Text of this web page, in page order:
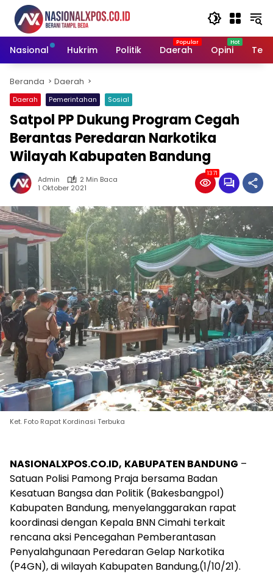
Langsung
konten
Nasional
Hukrim Politik Daerah Opini
Beranda Daerah
Daerah Pemerintahan Sosial
Satpol PP Dukung Program Cegah
Berantas Peredaran Narkotika
Wilayah Kabupaten Bandung
Admin
2 Min Baca
1 Oktober 2021
1371
Ket. Foto Rapat Kordinasi Terbuka
NASIONALXPOS.CO.ID, KABUPATEN BANDUNG –
Satuan Polisi Pamong Praja bersama Badan
Kesatuan Bangsa dan Politik (Bakesbangpol)
Kabupaten Bandung, menyelanggarakan rapat
koordinasi dengan Kepala BNN Cimahi terkait
rencana aksi Pencegahan Pemberantasan
Penyalahgunaan Peredaran Gelap Narkotika
(P4GN), di wilayah Kabupaten Bandung,(1/10/21).